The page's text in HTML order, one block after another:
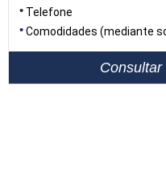
Telefone
Comodidades (mediante